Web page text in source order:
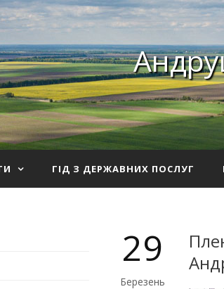
ГІД З ДЕРЖАВНИХ ПОСЛУГ
29
Березень